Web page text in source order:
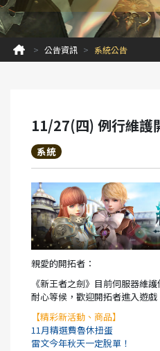
公告資訊 系統公告
11/27(四) 例行維護
系統
親愛的開拓者：
《新王者之劍》目前伺服器維
耐心等候，歡迎開拓者進入遊戲
【精彩新活動、商品】
11月精選費魯休扭蛋
雷文今年秋天一定脫單！